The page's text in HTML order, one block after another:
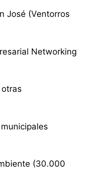
José (Ventorros
Networking
(30.000